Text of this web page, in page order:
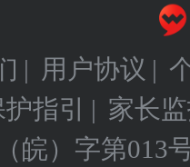
| 用户协议 |
指引 | 家长
皖）字第013